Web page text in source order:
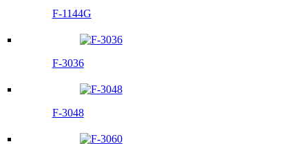
F-1144G
F-3036
F-3048